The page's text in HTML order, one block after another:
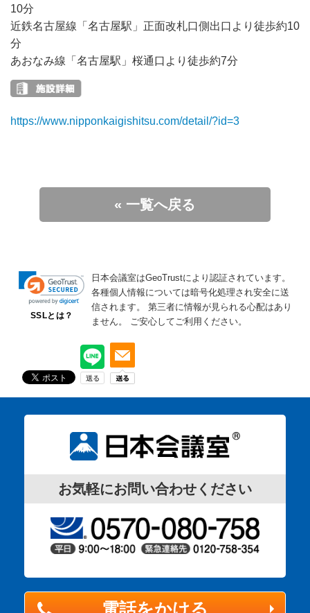
10分
近鉄名古屋線「名古屋駅」正面改札口側出口より徒歩約10
分
あおなみ線「名古屋駅」桜通口より徒歩約7分
https://www.nipponkaigishitsu.com/detail/?id=3
« 一覧へ戻る
SSLとは？
日本会議室はGeoTrustにより認証されています。
各種個人情報については暗号化処理され安全に送
信されます。
第三者に情報が見られる心配はあり
ません。
ご安心してご利用ください。
お気軽にお問い合わせください
電話をかける